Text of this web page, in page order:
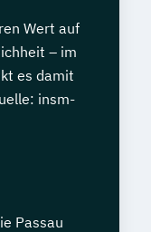
Wert auf
– im
es damit
insm-
Passau